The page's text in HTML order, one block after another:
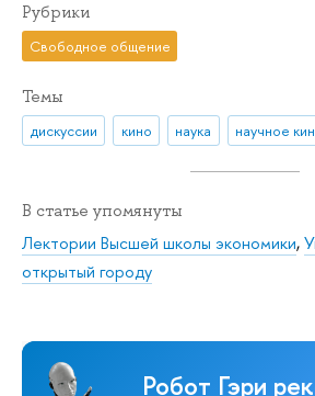
Рубрики
Свободное общение
Темы
дискуссии кино наука научное
В статье упомянуты
Лектории Высшей школы экономики,
открытый городу
Робот Гэри